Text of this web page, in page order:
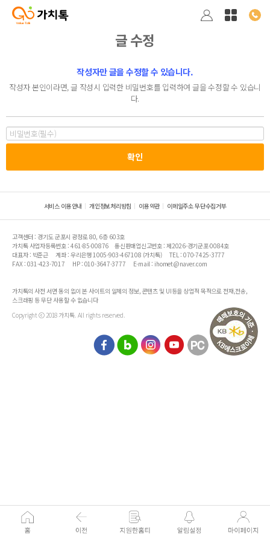
글 수정
작성자만 글을 수정할 수 있습니다.
작성자 본인이라면, 글 작성시 입력한 비밀번호를 입력하여 글을 수정할 수 있습니
다.
서비스 이용안내 개인정보처리방침 이용약관 이메일주소 무단수집거부
고객센터 : 경기도 군포시 광정로 80, 6층 603호
가치톡 사업자등록번호 : 461-85-00876
통신판매업신고번호 : 제2026-경기군포-0084호
대표자 : 박준근
계좌 : 우리은행 1005-903-467108 (가치톡)
TEL : 070-7425-3777
FAX : 031-423-7017
HP : 010-3647-3777 E-mail : ihomet@naver.com
가치톡의 사전 서면 동의 없이 본 사이트의 일체의 정보, 콘텐츠 및 UI등을 상업적 목적으로 전재,전송,
스크래핑 등 무단 사용할 수 없습니다
Copyright ⓒ 2018 가치톡. All rights reserved.